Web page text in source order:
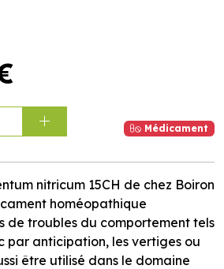
Médicament
nitricum 15CH de chez Boiron
homéopathique
de troubles du comportement tels
par anticipation, les vertiges ou
être utilisé dans le domaine